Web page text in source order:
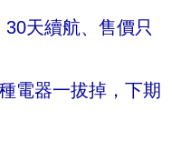
天續航、售價只
電器一拔掉，下期